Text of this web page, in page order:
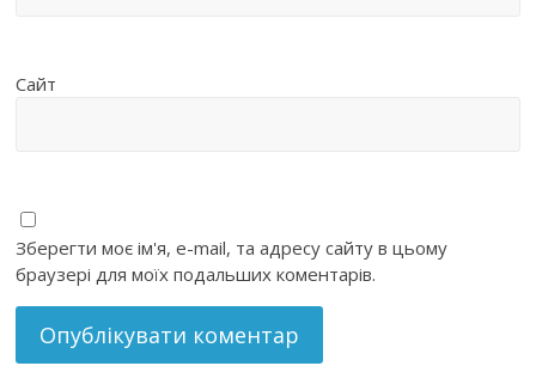
Сайт
Зберегти моє ім'я, e-mail, та адресу сайту в цьому
браузері для моїх подальших коментарів.